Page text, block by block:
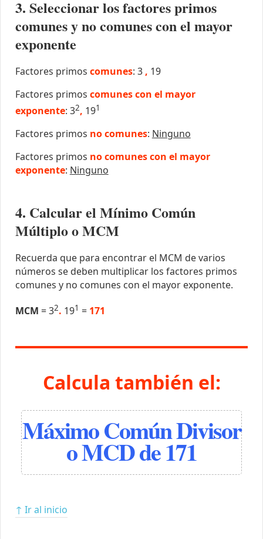
3. Seleccionar los factores primos
comunes y no comunes con el mayor
exponente
Factores primos comunes: 3 , 19
Factores primos comunes con el mayor
exponente: 32, 191
Factores primos no comunes: Ninguno
Factores primos no comunes con el mayor
exponente: Ninguno
4. Calcular el Mínimo Común
Múltiplo o MCM
Recuerda que para encontrar el MCM de varios
números se deben multiplicar los factores primos
comunes y no comunes con el mayor exponente.
MCM = 32. 191 = 171
Calcula también el:
Máximo Común Divisor
o MCD de 171
↑ Ir al inicio